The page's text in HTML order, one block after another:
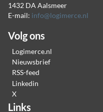
1432 DA Aalsmeer
E-mail: info@logimerce.nl
Volg ons
Logimerce.nl
Nieuwsbrief
RSS-feed
Linkedin
X
Links